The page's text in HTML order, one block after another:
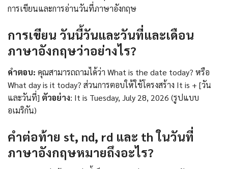
การเขียนและการอ่านวันที่ภาษาอังกฤษ
การเขียน วันนี้วันและวันที่และเดือน
ภาษาอังกฤษว่าอย่างไร?
คำตอบ: คุณสามารถถามได้ว่า What is the date today? หรือ
What day is it today? ส่วนการตอบให้ใช้โครงสร้าง It is + [วัน
และวันที่] ตัวอย่าง: It is Tuesday, July 28, 2026 (รูปแบบ
อเมริกัน)
คำต่อท้าย st, nd, rd และ th ในวันที่
ภาษาอังกฤษหมายถึงอะไร?